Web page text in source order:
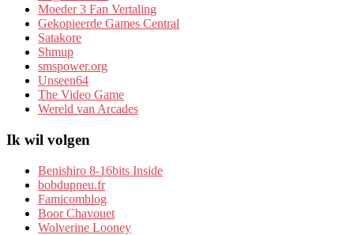
Moeder 3 Fan Vertaling
Gekopieerde Games Central
Satakore
Shmup
smspower.org
Unseen64
The Video Game
Wereld van Arcades
Ik wil volgen
Benishiro 8-16bits Inside
bobdupneu.fr
Famicomblog
Boor Chavouet
Wolverine Looney